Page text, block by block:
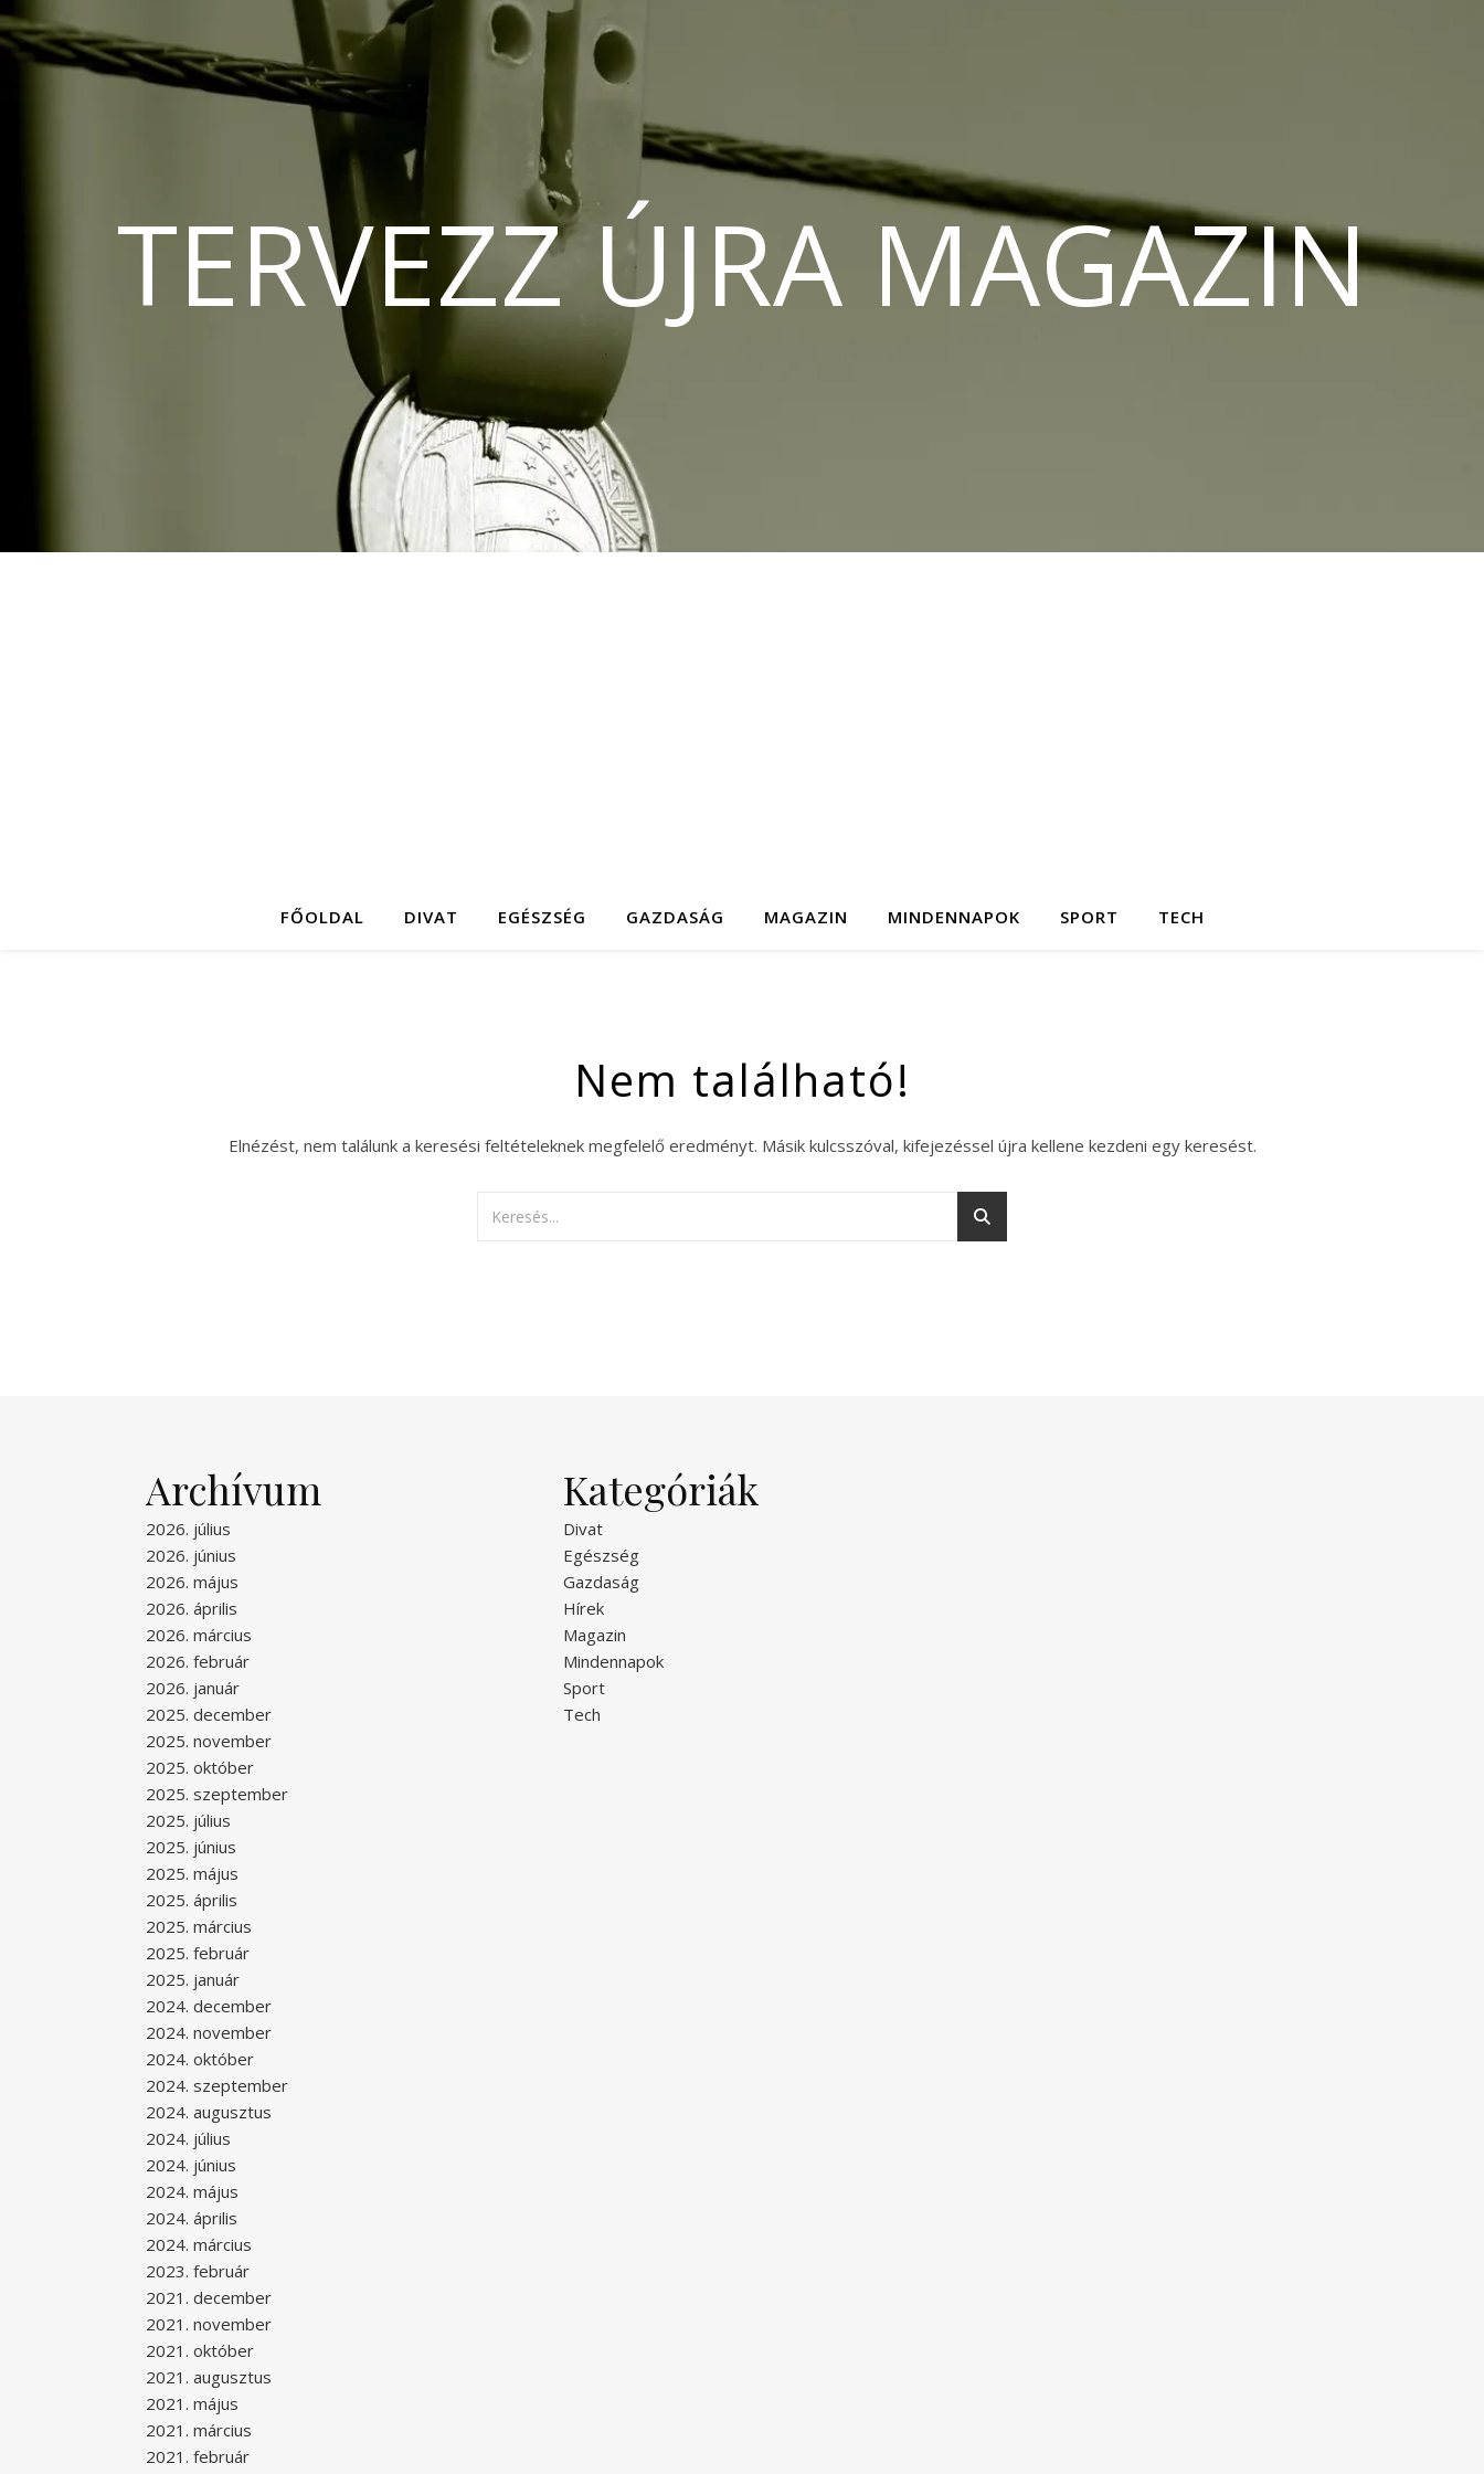
TERVEZZ ÚJRA MAGAZIN
FŐOLDAL DIVAT EGÉSZSÉG GAZDASÁG MAGAZIN MINDENNAPOK SPORT TECH
Nem található!
Elnézést, nem találunk a keresési feltételeknek megfelelő eredményt. Másik kulcsszóval, kifejezéssel újra kellene kezdeni egy keresést.
Archívum
2026. július
2026. június
2026. május
2026. április
2026. március
2026. február
2026. január
2025. december
2025. november
2025. október
2025. szeptember
2025. július
2025. június
2025. május
2025. április
2025. március
2025. február
2025. január
2024. december
2024. november
2024. október
2024. szeptember
2024. augusztus
2024. július
2024. június
2024. május
2024. április
2024. március
2023. február
2021. december
2021. november
2021. október
2021. augusztus
2021. május
2021. március
2021. február
Kategóriák
Divat
Egészség
Gazdaság
Hírek
Magazin
Mindennapok
Sport
Tech